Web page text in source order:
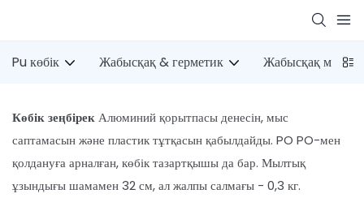
Pu көбік Жабысқақ & герметик Жабысқақ
Көбік зеңбірекАлюминий қорытпасы денесін, мыс
саптамасын және пластик тұтқасын қабылдайды. PO PO-мен
қолдануға арналған, көбік тазартқышы да бар. Мылтық
ұзындығы шамамен 32 см, ал жалпы салмағы - 0,3 кг.